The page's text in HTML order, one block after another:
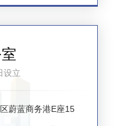
设立
蔚蓝商务港E座15